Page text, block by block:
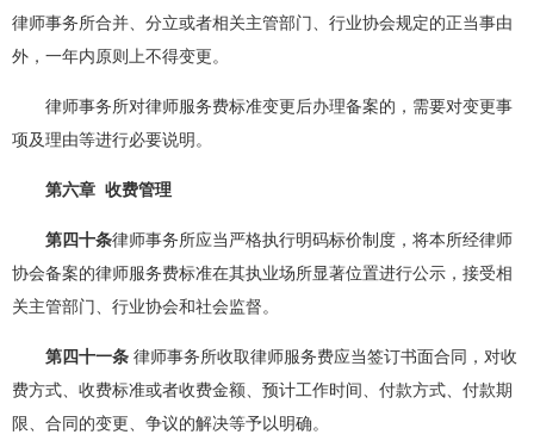
律师事务所合并、分立或者相关主管部门、行业协会规定的正当事由
外，一年内原则上不得变更。
律师事务所对律师服务费标准变更后办理备案的，需要对变更事
项及理由等进行必要说明。
第六章 收费管理
第四十条律师事务所应当严格执行明码标价制度，将本所经律师
协会备案的律师服务费标准在其执业场所显著位置进行公示，接受相
关主管部门、行业协会和社会监督。
第四十一条 律师事务所收取律师服务费应当签订书面合同，对收
费方式、收费标准或者收费金额、预计工作时间、付款方式、付款期
限、合同的变更、争议的解决等予以明确。